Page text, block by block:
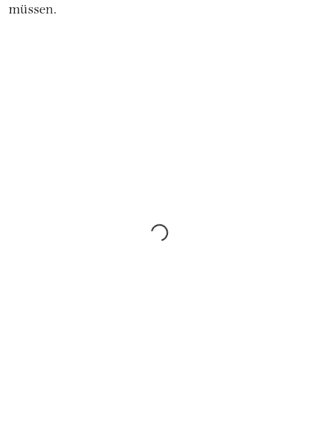
müssen.